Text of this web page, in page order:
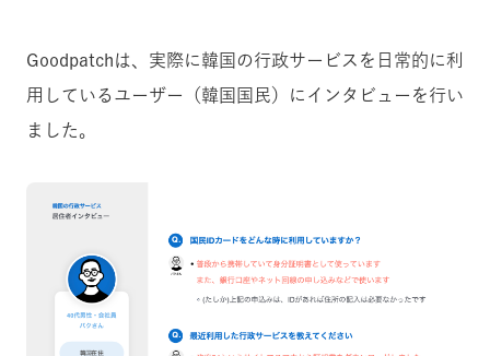
Goodpatchは、実際に韓国の行政サービスを日常的に利
用しているユーザー（韓国国民）にインタビューを行い
ました。